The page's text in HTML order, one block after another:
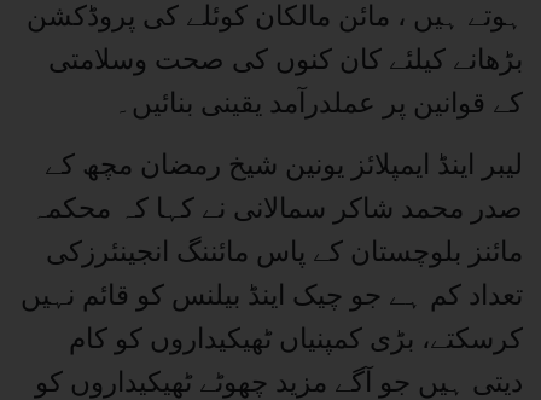
ہوتے ہیں ، مائن مالکان کوئلے کی پروڈکشن
بڑھانے کیلئے کان کنوں کی صحت وسلامتی
کے قوانین پر عملدرآمد یقینی بنائیں۔
لیبر اینڈ ایمپلائز یونین شیخ رمضان مچھ کے
صدر محمد شاکر سمالانی نے کہا کہ محکمہ
مائنز بلوچستان کے پاس مائننگ انجینئرزکی
تعداد کم ہے جو چیک اینڈ بیلنس کو قائم نہیں
کرسکتے، بڑی کمپنیاں ٹھیکیداروں کو کام
دیتی ہیں جو آگے مزید چھوٹے ٹھیکیداروں کو